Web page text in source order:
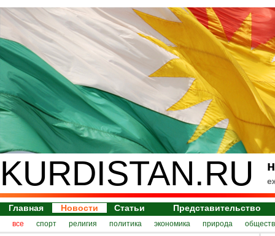
KURDISTAN.RU
Главная Новости Статьи Представительство
все спорт религия политика экономика природа